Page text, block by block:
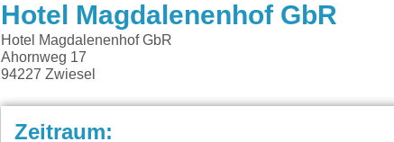
Hotel Magdalenenhof GbR
Hotel Magdalenenhof GbR
Ahornweg 17
94227 Zwiesel
Zeitraum: